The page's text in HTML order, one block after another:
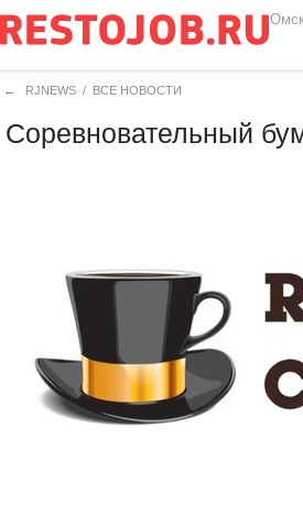
← RJNEWS / ВСЕ НОВОСТИ
Соревновательный